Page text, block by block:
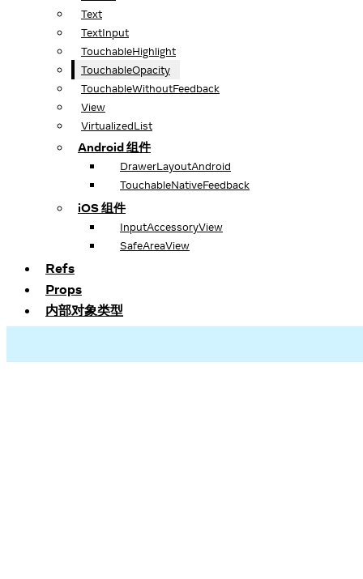
Text
TextInput
TouchableHighlight
TouchableOpacity
TouchableWithoutFeedback
View
VirtualizedList
Android 组件
DrawerLayoutAndroid
TouchableNativeFeedback
iOS 组件
InputAccessoryView
SafeAreaView
Refs
Props
内部对象类型